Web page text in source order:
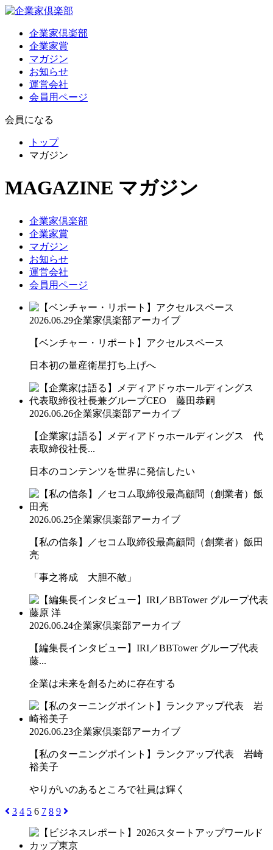
企業家倶楽部
企業家賞
マガジン
お知らせ
運営会社
会員用ページ
会員になる
トップ
マガジン
MAGAZINE マガジン
企業家倶楽部
企業家賞
マガジン
お知らせ
運営会社
会員用ページ
2026.06.29企業家倶楽部アーカイブ
【ベンチャー・リポート】アクセルスペース
日本初の量産衛星打ち上げへ
2026.06.26企業家倶楽部アーカイブ
【企業家は語る】メディアドゥホールディングス 代
表取締役社長...
日本のコンテンツを世界に発信したい
2026.06.25企業家倶楽部アーカイブ
【私の信条】／セコム取締役最高顧問（創業者）飯田
亮
「事之将成 大胆不敵」
2026.06.24企業家倶楽部アーカイブ
【編集長インタビュー】IRI／BBTower グループ代表
藤...
企業は未来を創るために存在する
2026.06.23企業家倶楽部アーカイブ
【私のターニングポイント】ランクアップ代表 岩崎
裕美子
やりがいのあるところで社員は輝く
3 4 5 6 7 8 9